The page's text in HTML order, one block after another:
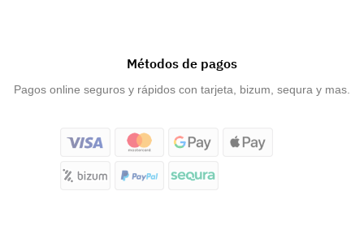
Métodos de pagos
Pagos online seguros y rápidos con tarjeta, bizum, sequra y mas.